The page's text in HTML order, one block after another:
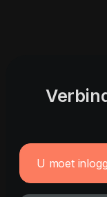
U moet